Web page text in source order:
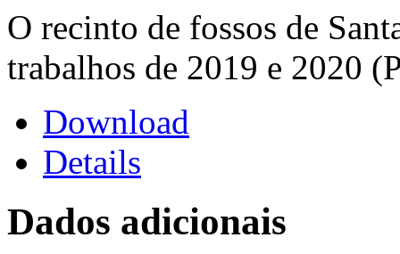
O recinto de fossos de
trabalhos de 2019 e 2020
Download
Details
Dados adicionais